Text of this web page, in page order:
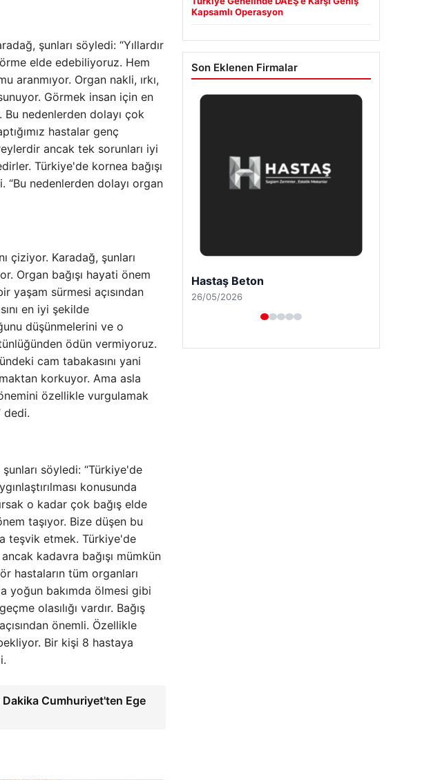
şunları söyledi: “Yıllardır
elde edebiliyoruz. Hem
aranmıyor. Organ nakli, ırkı,
Görmek insan için en
nedenlerden dolayı çok
hastalar genç
ancak tek sorunları iyi
Türkiye'de kornea bağışı
“Bu nedenlerden dolayı organ
çiziyor. Karadağ, şunları
Organ bağışı hayati önem
yaşam sürmesi açısından
en iyi şekilde
düşünmelerini ve o
ödün vermiyoruz.
cam tabakasını yani
korkuyor. Ama asla
özellikle vurgulamak
dedi.
söyledi: “Türkiye'de
konusunda
o kadar çok bağış elde
taşıyor. Bize düşen bu
teşvik etmek. Türkiye'de
kadavra bağışı mümkün
hastaların tüm organları
yoğun bakımda ölmesi gibi
olasılığı vardır. Bağış
önemli. Özellikle
Bir kişi 8 hastaya
Cumhuriyet'ten Ege
Kapsamlı Operasyon
Son Eklenen Firmalar
Prenses Night Club
29/04/2026